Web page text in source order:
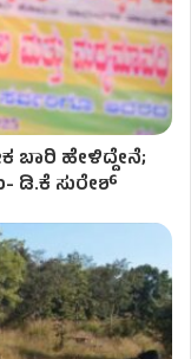
ಬಾರಿ ಹೇಳಿದ್ದೇನೆ;
ಡಿ.ಕೆ ಸುರೇಶ್​